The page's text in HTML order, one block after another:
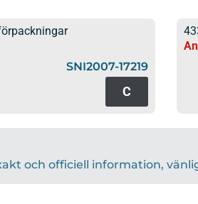
SNI2007-17219
C
och officiell information,